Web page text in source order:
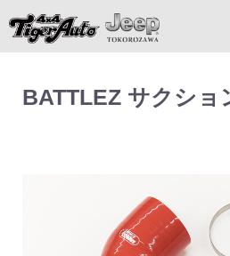
BATTLEZ サクショ